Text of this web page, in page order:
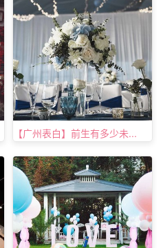
白心意，还有什么比这个更加
【广州表白】前生有多少未...